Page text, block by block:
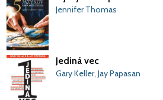
Jennifer Thomas
Jediná vec
Gary Keller, Jay Papasan